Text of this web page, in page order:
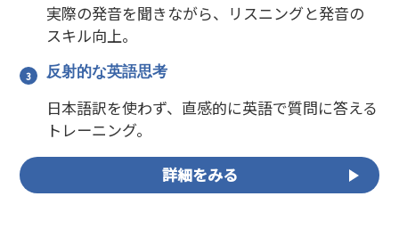
実際の発音を聞きながら、リスニングと発音の
スキル向上。
反射的な英語思考
日本語訳を使わず、直感的に英語で質問に答える
トレーニング。
詳細をみる